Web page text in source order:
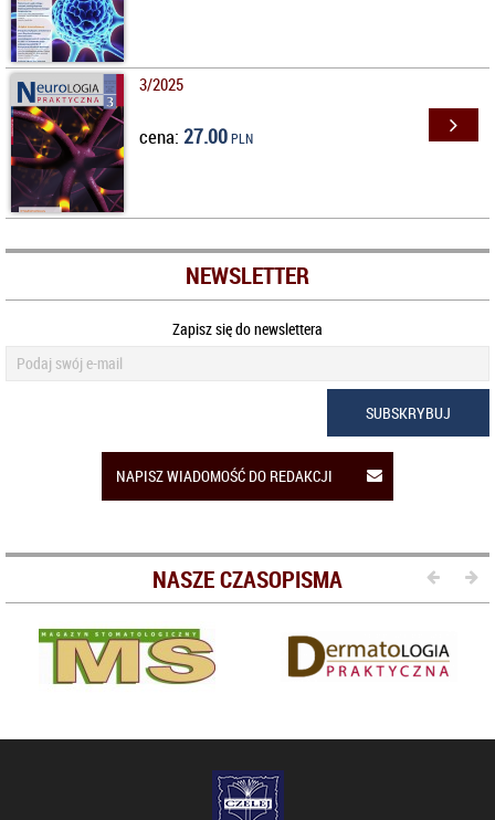
3/2025
cena: 27.00PLN
NEWSLETTER
Zapisz się do newslettera
SUBSKRYBUJ
NAPISZ WIADOMOŚĆ DO REDAKCJI
NASZE CZASOPISMA